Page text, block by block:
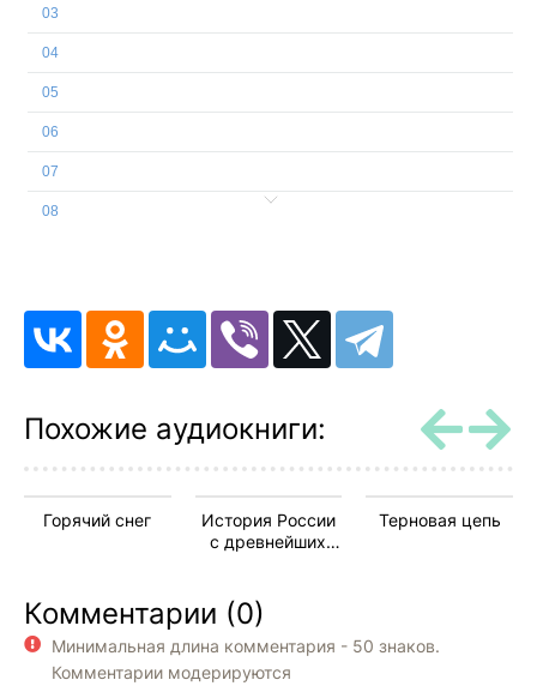
03
04
05
06
07
08
11
12
16
18
19
Похожие аудиокниги:
Горячий снег
История России
с древнейших
Терновая цепь
Комментарии (0)
Минимальная длина комментария - 50 знаков.
Комментарии модерируются